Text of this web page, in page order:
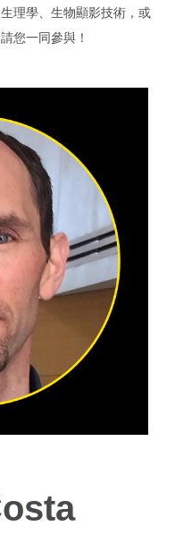
理學、生物顯影技術，或
您一同參與！